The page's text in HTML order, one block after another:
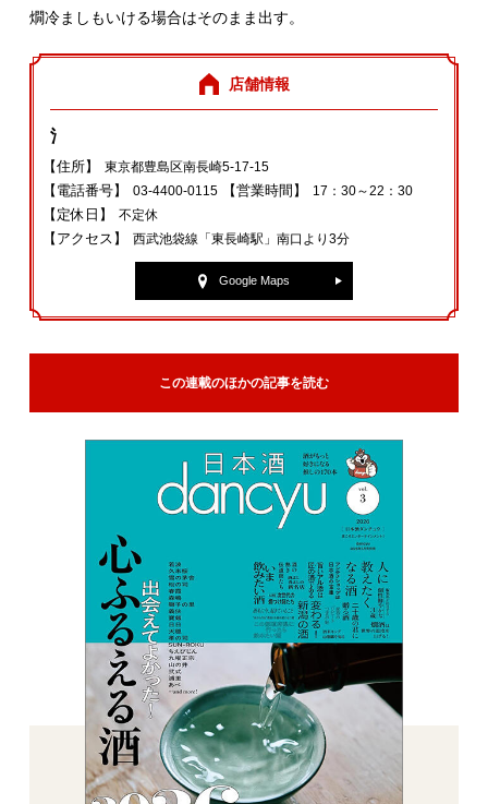
燗冷ましもいける場合はそのまま出す。
店舗情報
氵
【住所】 東京都豊島区南長崎5-17-15
【電話番号】 03-4400-0115 【営業時間】 17：30～22：30
【定休日】 不定休
【アクセス】 西武池袋線「東長崎駅」南口より3分
Google Maps
この連載のほかの記事を読む